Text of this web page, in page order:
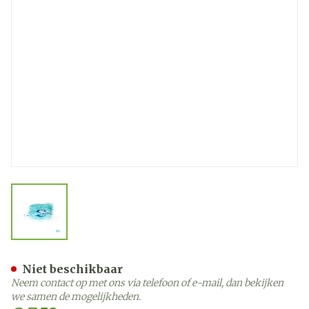
Niet beschikbaar
Neem contact op met ons via telefoon of e-mail, dan bekijken
we samen de mogelijkheden.